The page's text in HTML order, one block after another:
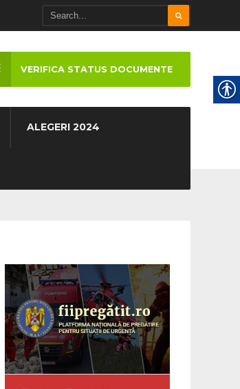
ALEGERI 2024
VERIFICA STATUS DOCUMENTE